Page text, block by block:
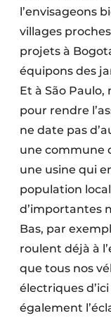
l’envisageons
villages
projets à
équipons des
Et à São
pour rendre
ne date pas
une commune
une usine qui
population
d’importantes
Bas, par
roulent déjà à
que tous nos
électriques
également